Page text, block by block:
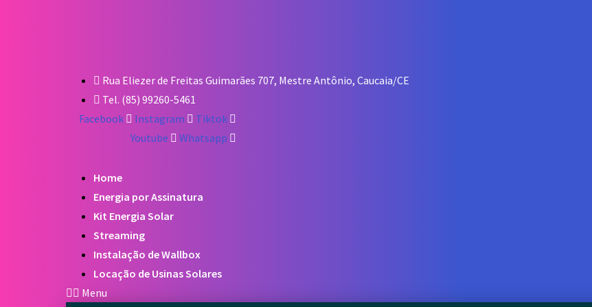
Rua Eliezer de Freitas Guimarães 707, Mestre Antônio, Caucaia/CE
Tel. (85) 99260-5461
Facebook
Instagram
Tiktok
Youtube
Whatsapp
Home
Energia por Assinatura
Kit Energia Solar
Streaming
Instalação de Wallbox
Locação de Usinas Solares
Menu